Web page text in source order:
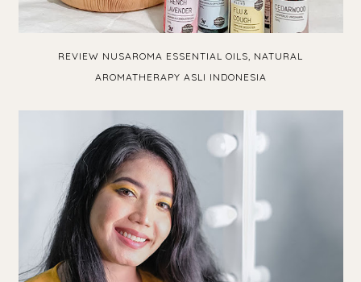
REVIEW NUSAROMA ESSENTIAL OILS, NATURAL
AROMATHERAPY ASLI INDONESIA